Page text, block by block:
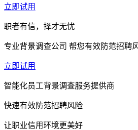
立即试用
职者有信，择才无忧
专业背景调查公司 帮您有效防范招聘
立即试用
智能化员工背景调查服务提供商
快速有效防范招聘风险
让职业信用环境更美好